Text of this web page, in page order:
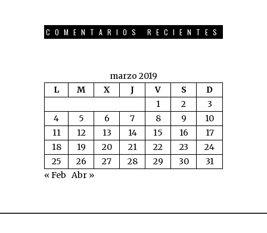
COMENTARIOS RECIENTES
marzo 2019
L
M X J V S
D
1
2
3
4
5 6 7 8 9
10
11
12 13 14 15 16
17
18
19 20 21 22 23
24
25
26 27 28 29 30
31
« Feb Abr »